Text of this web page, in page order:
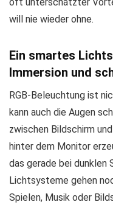
will nie wieder ohne.
Ein smartes
Immersion und
RGB-Beleuchtung ist
kann auch die Augen
zwischen Bildschirm
hinter dem Monitor
das gerade bei
Lichtsysteme gehen
Spielen, Musik oder